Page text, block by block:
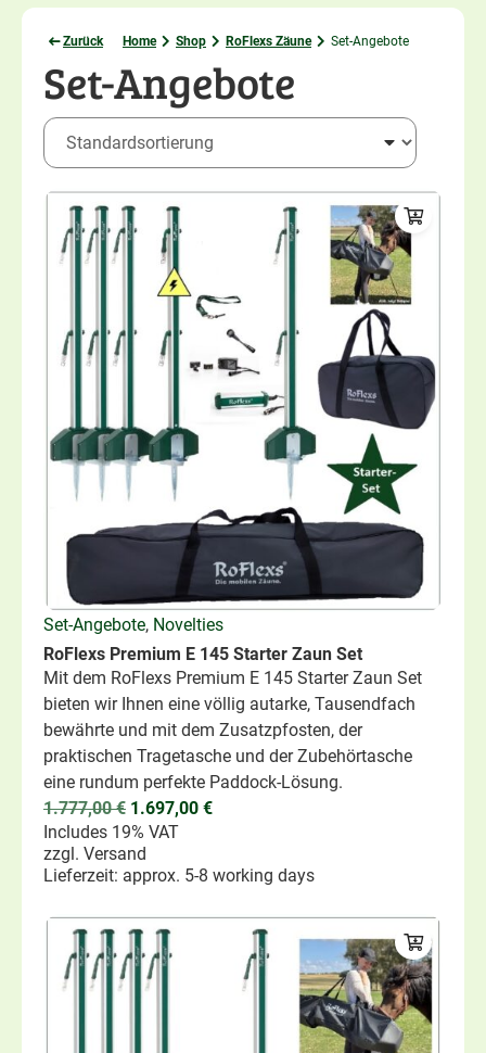
Zurück Home Shop RoFlexs Zäune Set-Angebote
Set-Angebote
Set-Angebote, Novelties
RoFlexs Premium E 145 Starter Zaun Set
Mit dem RoFlexs Premium E 145 Starter Zaun Set
bieten wir Ihnen eine völlig autarke, Tausendfach
bewährte und mit dem Zusatzpfosten, der
praktischen Tragetasche und der Zubehörtasche
eine rundum perfekte Paddock-Lösung.
1.777,00€ 1.697,00 €
Includes 19% VAT
zzgl. Versand
Lieferzeit: approx. 5-8 working days